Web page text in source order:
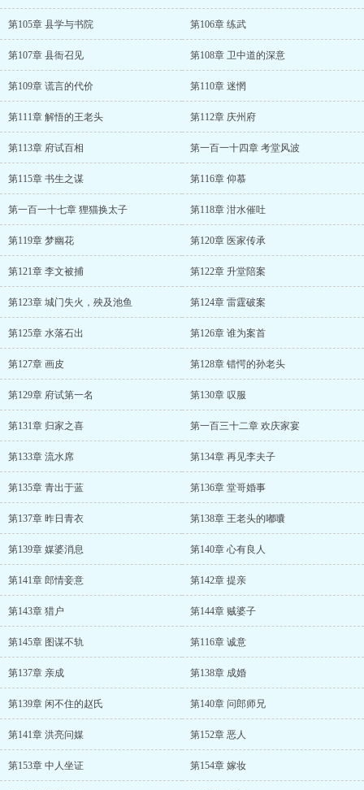
第105章 县学与书院 第106章 练武
第107章 县衙召见 第108章 卫中道的深意
第109章 谎言的代价 第110章 迷惘
第111章 解悟的王老头 第112章 庆州府
第113章 府试百相 第一百一十四章 考堂风波
第115章 书生之谋 第116章 仰慕
第一百一十七章 狸猫换太子 第118章 泔水催吐
第119章 梦幽花 第120章 医家传承
第121章 李文被捕 第122章 升堂陪案
第123章 城门失火，殃及池鱼 第124章 雷霆破案
第125章 水落石出 第126章 谁为案首
第127章 画皮 第128章 错愕的孙老头
第129章 府试第一名 第130章 叹服
第131章 归家之喜 第一百三十二章 欢庆家宴
第133章 流水席 第134章 再见李夫子
第135章 青出于蓝 第136章 堂哥婚事
第137章 昨日青衣 第138章 王老头的嘟囔
第139章 媒婆消息 第140章 心有良人
第141章 郎情妾意 第142章 提亲
第143章 猎户 第144章 贼婆子
第145章 图谋不轨 第116章 诚意
第137章 亲成 第138章 成婚
第139章 闲不住的赵氏 第140章 问郎师兄
第141章 洪亮问媒 第152章 恶人
第153章 中人坐证 第154章 嫁妆